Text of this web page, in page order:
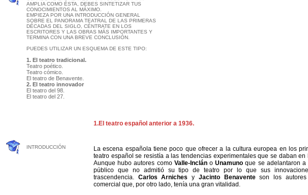
AMPLIA COMO ÉSTA, DEBES SINTETIZAR TUS
CONOCIMIENTOS AL MÁXIMO.
EMPIEZA POR UNA INTRODUCCIÓN GENERAL
SOBRE EL PANORAMA TEATRAL DE LAS PRIMERAS
DÉCADAS DEL SIGLO, CÉNTRATE EN LOS
ESCRITORES Y LAS OBRAS MÁS IMPORTANTES Y
TERMINA CON UNA BREVE CONCLUSIÓN.
PUEDES UTILIZAR UN ESQUEMA DE ESTE TIPO:
1. El teatro tradicional.
Teatro poético.
Teatro cómico.
El teatro de Benavente.
2. El teatro innovador
El teatro del 98.
El teatro del 27.
1.El teatro español anterior a 1936.
INTRODUCCIÓN
La escena española tiene poco que ofrecer a la cultura europea en los
teatro español se resistía a las tendencias experimentales que se daban
Aunque hubo autores comoValle-InclánoUnamuno que se adelantaron a
público que no admitió su tipo de teatro por lo que sus
trascendencia. Carlos Arniches y Jacinto Benaventeson los
comercial que, por otro lado, tenía una gran vitalidad.